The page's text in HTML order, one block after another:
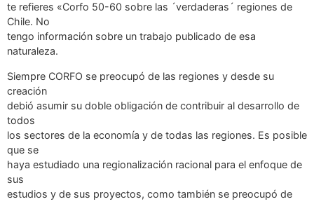
te refieres «Corfo 50-60 sobre las ´verdaderas´ regiones de
Chile. No
tengo información sobre un trabajo publicado de esa
naturaleza.
Siempre CORFO se preocupó de las regiones y desde su
creación
debió asumir su doble obligación de contribuir al desarrollo de
todos
los sectores de la economía y de todas las regiones. Es posible
que se
haya estudiado una regionalización racional para el enfoque de
sus
estudios y de sus proyectos, como también se preocupó de